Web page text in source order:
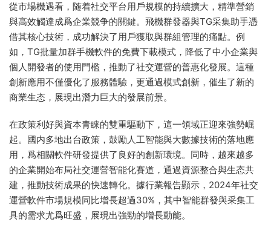
從市場機遇看，随着社交平台用戶規模的持續擴大，精準營銷
與高效觸達成爲企業競争的關鍵。飛機群發器與TG采集助手憑
借其核心技術，成功解決了用戶獲取與群組管理的痛點。例
如，TG批量加群手機軟件的免費下載模式，降低了中小企業與
個人開發者的使用門檻，推動了社交運營的普惠化發展。這種
創新應用不僅優化了服務體驗，更通過模式創新，催生了新的
商業生态，展現出潛力巨大的發展前景。
在政策利好與資本青睐的雙重驅動下，這一領域正迎來強勢崛
起。國内多地出台政策，鼓勵人工智能與大數據技術的落地應
用，爲相關軟件研發提供了良好的創新環境。同時，越來越多
的企業開始布局社交運營智能化賽道，通過資源整合與生态共
建，推動技術成果的快速轉化。據行業報告顯示，2024年社交
運營軟件市場規模同比增長超過30%，其中智能群發與采集工
具的需求尤爲旺盛，展現出強勁的增長動能。